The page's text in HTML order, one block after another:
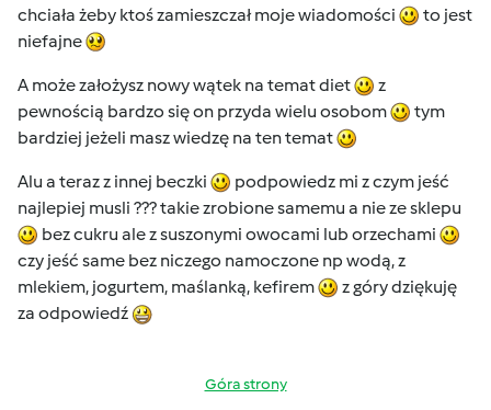
chciała żeby ktoś zamieszczał moje wiadomości
to jest
niefajne
A może założysz nowy wątek na temat diet
z
pewnością bardzo się on przyda wielu osobom
tym
bardziej jeżeli masz wiedzę na ten temat
Alu a teraz z innej beczki
podpowiedz mi z czym jeść
najlepiej musli ??? takie zrobione samemu a nie ze sklepu
bez cukru ale z suszonymi owocami lub orzechami
czy jeść same bez niczego namoczone np wodą, z
mlekiem, jogurtem, maślanką, kefirem
z góry dziękuję
za odpowiedź
Góra strony